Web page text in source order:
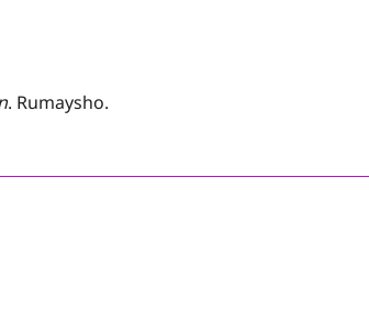
. Rumaysho.